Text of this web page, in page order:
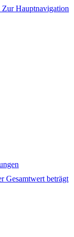
Zur Hauptnavigation
Gesamtwert beträgt